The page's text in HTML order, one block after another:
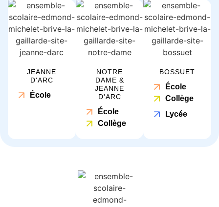
JEANNE
D'ARC
École
NOTRE
DAME &
JEANNE
D'ARC
École
Collège
BOSSUET
École
Collège
Lycée